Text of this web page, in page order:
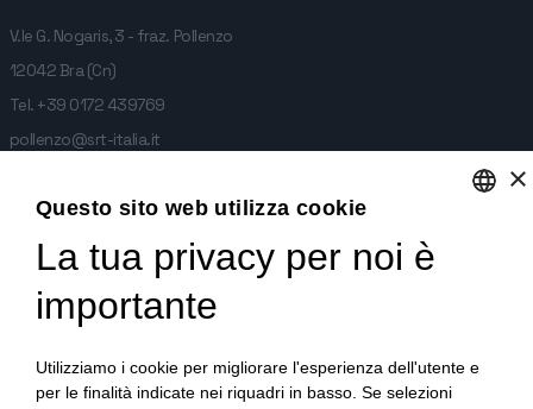
V.le G. Nogaris, 3 - fraz. Pollenzo
12042 Bra (Cn)
Tel. +39 0172 439769
pollenzo@srt-italia.it
Stabilimento di Monticello d'Alba:
frazione Sant. Antonio 1/A,
12066 Monticello d'Alba
+39 0173 615681
monticello@srt-italia.it
×
Questo sito web utilizza cookie
La tua privacy per noi è
importante
Utilizziamo i cookie per migliorare l'esperienza dell'utente e
per le finalità indicate nei riquadri in basso. Se selezioni